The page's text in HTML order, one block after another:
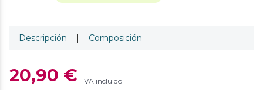
Descripción | Composición
20,90 € IVA incluido